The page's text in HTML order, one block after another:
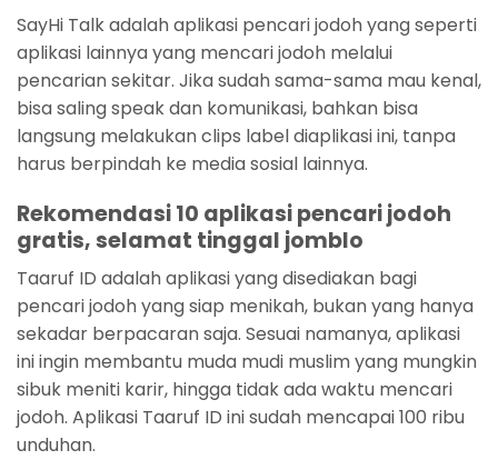
SayHi Talk adalah aplikasi pencari jodoh yang seperti
aplikasi lainnya yang mencari jodoh melalui
pencarian sekitar. Jika sudah sama-sama mau kenal,
bisa saling speak dan komunikasi, bahkan bisa
langsung melakukan clips label diaplikasi ini, tanpa
harus berpindah ke media sosial lainnya.
Rekomendasi 10 aplikasi pencari jodoh
gratis, selamat tinggal jomblo
Taaruf ID adalah aplikasi yang disediakan bagi
pencari jodoh yang siap menikah, bukan yang hanya
sekadar berpacaran saja. Sesuai namanya, aplikasi
ini ingin membantu muda mudi muslim yang mungkin
sibuk meniti karir, hingga tidak ada waktu mencari
jodoh. Aplikasi Taaruf ID ini sudah mencapai 100 ribu
unduhan.